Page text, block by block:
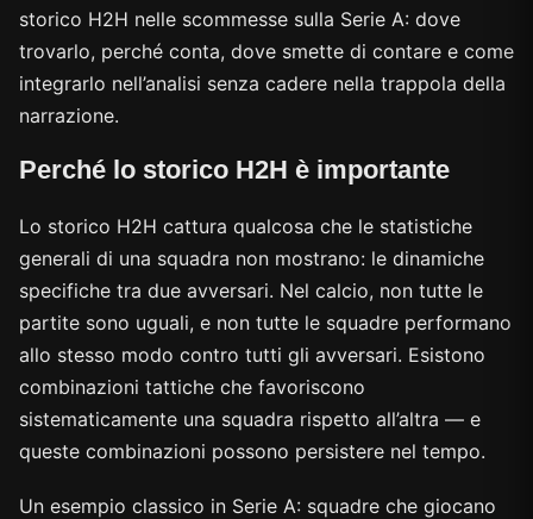
storico H2H nelle scommesse sulla Serie A: dove
trovarlo, perché conta, dove smette di contare e come
integrarlo nell’analisi senza cadere nella trappola della
narrazione.
Perché lo storico H2H è importante
Lo storico H2H cattura qualcosa che le statistiche
generali di una squadra non mostrano: le dinamiche
specifiche tra due avversari. Nel calcio, non tutte le
partite sono uguali, e non tutte le squadre performano
allo stesso modo contro tutti gli avversari. Esistono
combinazioni tattiche che favoriscono
sistematicamente una squadra rispetto all’altra — e
queste combinazioni possono persistere nel tempo.
Un esempio classico in Serie A: squadre che giocano